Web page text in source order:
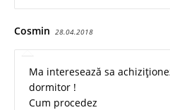
Cosmin 28.04.2018
Ma interesează sa
dormitor !
Cum procedez